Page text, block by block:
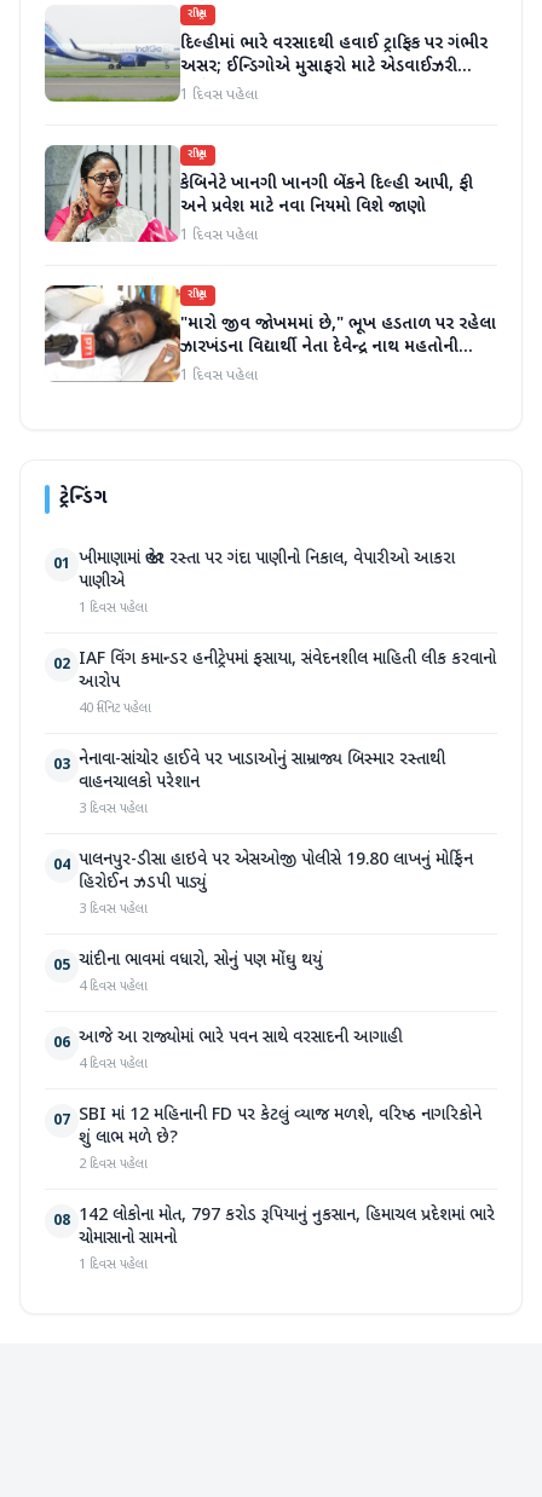
રાષ્ટ્રીય
દિલ્હીમાં ભારે વરસાદથી હવાઈ ટ્રાફિક પર ગંભીર
અસર; ઈન્ડિગોએ મુસાફરો માટે એડવાઈઝરી
જાહેર કરી
1 દિવસ પહેલા
રાષ્ટ્રીય
કેબિનેટે ખાનગી ખાનગી બેંકને દિલ્હી આપી, ફી
અને પ્રવેશ માટે નવા નિયમો વિશે જાણો
1 દિવસ પહેલા
રાષ્ટ્રીય
"મારો જીવ જોખમમાં છે," ભૂખ હડતાળ પર રહેલા
ઝારખંડના વિદ્યાર્થી નેતા દેવેન્દ્ર નાથ મહતોની
તબિયત ખરાબ
1 દિવસ પહેલા
ટ્રેન્ડિંગ
01 ખીમાણામાં જાહેર રસ્તા પર ગંદા પાણીનો નિકાલ, વેપારીઓ આકરા
પાણીએ
1 દિવસ પહેલા
02 IAF વિંગ કમાન્ડર હનીટ્રેપમાં ફસાયા, સંવેદનશીલ માહિતી લીક કરવાનો
આરોપ
40 મિનિટ પહેલા
03 નેનાવા-સાંચોર હાઈવે પર ખાડાઓનું સામ્રાજ્ય બિસ્માર રસ્તાથી
વાહનચાલકો પરેશાન
3 દિવસ પહેલા
04 પાલનપુર-ડીસા હાઇવે પર એસઓજી પોલીસે 19.80 લાખનું મોર્ફિન
હિરોઈન ઝડપી પાડ્યું
3 દિવસ પહેલા
05 ચાંદીના ભાવમાં વધારો, સોનું પણ મોંઘુ થયું
4 દિવસ પહેલા
06 આજે આ રાજ્યોમાં ભારે પવન સાથે વરસાદની આગાહી
4 દિવસ પહેલા
07 SBI માં 12 મહિનાની FD પર કેટલું વ્યાજ મળશે, વરિષ્ઠ નાગરિકોને
શું લાભ મળે છે?
2 દિવસ પહેલા
08 142 લોકોના મોત, 797 કરોડ રૂપિયાનું નુકસાન, હિમાચલ પ્રદેશમાં ભારે
ચોમાસાનો સામનો
1 દિવસ પહેલા